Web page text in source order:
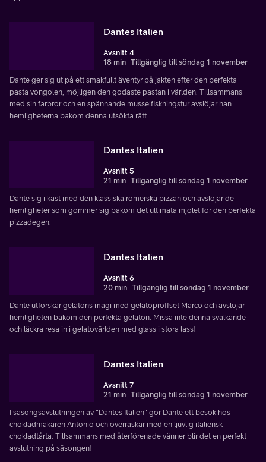
Dantes Italien
Avsnitt 4
18 min Tillgänglig till söndag 1 november
Dante ger sig ut på ett smakfullt äventyr på jakten efter den perfekta
pasta vongolen, möjligen den godaste pastan i världen. Tillsammans
med sin farbror och en spännande musselfiskningstur avslöjar han
hemligheterna bakom denna utsökta rätt.
Dantes Italien
Avsnitt 5
21 min Tillgänglig till söndag 1 november
Dante sig i kast med den klassiska romerska pizzan och avslöjar de
hemligheter som gömmer sig bakom det ultimata mjölet för den perfekta
pizzadegen.
Dantes Italien
Avsnitt 6
20 min Tillgänglig till söndag 1 november
Dante utforskar gelatons magi med gelatoproffset Marco och avslöjar
hemligheten bakom den perfekta gelaton. Missa inte denna svalkande
och läckra resa in i gelatovärlden med glass i stora lass!
Dantes Italien
Avsnitt 7
21 min Tillgänglig till söndag 1 november
I säsongsavslutningen av "Dantes Italien" gör Dante ett besök hos
chokladmakaren Antonio och överraskar med en ljuvlig italiensk
chokladtårta. Tillsammans med återförenade vänner blir det en perfekt
avslutning på säsongen!